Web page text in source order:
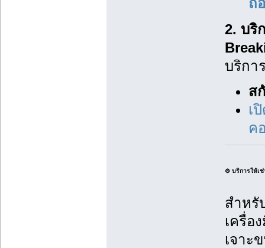
ถ
2. บริ
บริกา
ส
เ
ค
⚙️ บริการให้เ
สำหรั
เครื่อ
เจาะ